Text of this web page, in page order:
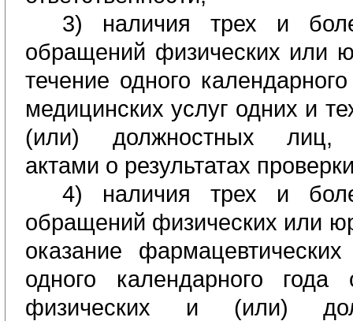
3) наличия трех и
обращений физических или
течение одного
медицинских услуг одних и
(или) должностных лиц,
актами о результатах
4) наличия трех и
обращений физических или
оказание
одного календарного
физических и (или)